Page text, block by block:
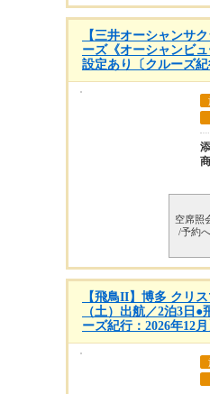
【三井オーシャンサ
ーズ《オーシャンビ
設定あり〔クルーズ紀
空席照
/予約へ
【飛鳥II】博多 クリ
（土）出航／2泊3日
ーズ紀行：2026年12月